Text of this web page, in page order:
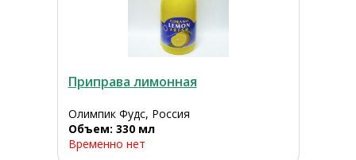
Приправа лимонная
Олимпик Фудс, Россия
Объем: 330 мл
Временно нет